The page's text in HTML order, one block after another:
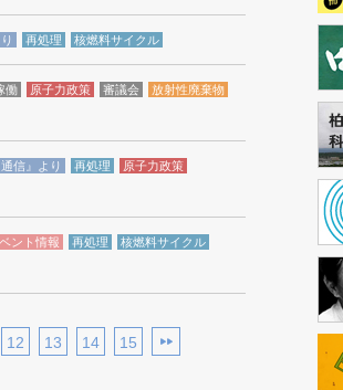
再処理 核燃料サイクル
働 原子力政策 審議会
放射性廃棄物
通信』より 再処理
原子力政策
ント情報 再処理
核燃料サイクル
12 13 14 15